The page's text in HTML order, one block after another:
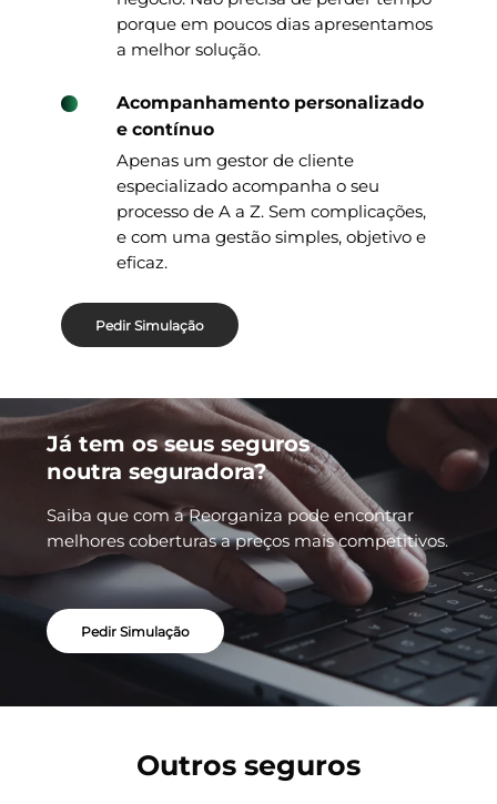
porque em poucos dias apresentamos
a melhor solução.
Acompanhamento personalizado
e contínuo
Apenas um gestor de cliente
especializado acompanha o seu
processo de A a Z. Sem complicações,
e com uma gestão simples, objetivo e
eficaz.
Pedir Simulação
Já tem os seus seguros
noutra seguradora?
Saiba que com a Reorganiza pode encontrar
melhores coberturas a preços mais competitivos.
Pedir Simulação
Outros seguros